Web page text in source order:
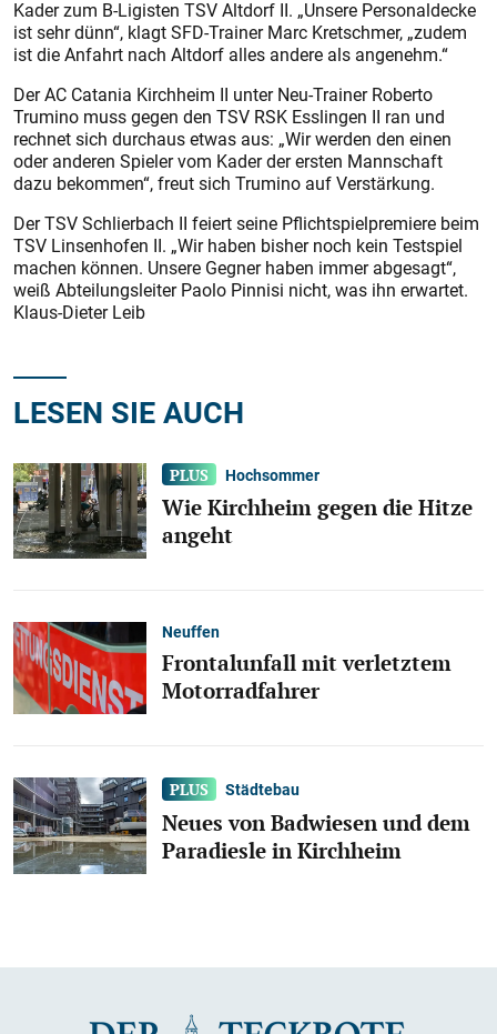
Kader zum B-­Ligisten TSV Altdorf II. „Unsere Personaldecke
ist sehr dünn“, klagt SFD-Trainer Marc Kretschmer, „zudem
ist die Anfahrt nach Altdorf alles andere als angenehm.“
Der AC Catania Kirchheim II unter Neu-Trainer Roberto
Trumino muss gegen den TSV RSK Esslingen II ran und
rechnet sich durchaus etwas aus: „Wir werden den einen
oder anderen Spieler vom Kader der ersten Mannschaft
dazu bekommen“, freut sich Trumino auf Verstärkung.
Der TSV Schlierbach II feiert seine Pflichtspielpremiere beim
TSV Linsenhofen II. „Wir haben bisher noch kein Testspiel
machen können. Unsere Gegner haben immer abgesagt“,
weiß Abteilungsleiter Paolo Pinnisi nicht, was ihn erwartet.
Klaus-Dieter Leib
LESEN SIE AUCH
Hochsommer
Wie Kirchheim gegen die Hitze
angeht
Neuffen
Frontalunfall mit verletztem
Motorradfahrer
Städtebau
Neues von Badwiesen und dem
Paradiesle in Kirchheim